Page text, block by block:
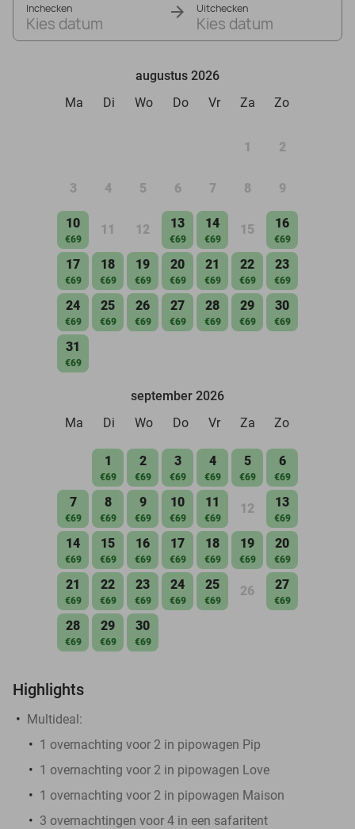
Inchecken
Kies datum
Uitchecken
Kies datum
augustus 2026
Ma
Di Wo Do Vr Za Zo
1 2
3 4 5 6 7 8 9
10
€69
11 12 13
€69
14
€69
15 16
€69
17
€69
18
€69
19
€69
20
€69
21
€69
22
€69
23
€69
24
€69
25
€69
26
€69
27
€69
28
€69
29
€69
30
€69
31
€69
september 2026
Ma
Di Wo Do Vr Za Zo
1
€69
2
€69
3
€69
4
€69
5
€69
6
€69
7
€69
8
€69
9
€69
10
€69
11
€69
12 13
€69
14
€69
15
€69
16
€69
17
€69
18
€69
19
€69
20
€69
21
€69
22
€69
23
€69
24
€69
25
€69
26 27
€69
28
€69
29
€69
30
€69
Highlights
Multideal:
1 overnachting voor 2 in pipowagen Pip
1 overnachting voor 2 in pipowagen Love
1 overnachting voor 2 in pipowagen Maison
3 overnachtingen voor 4 in een safaritent